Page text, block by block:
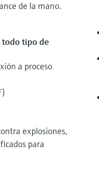
de la mano.
todo tipo de
a proceso
explosiones,
para